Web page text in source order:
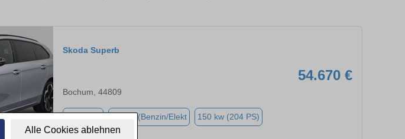
Alle Cookies ablehnen
Skoda Superb
54.670 €
Bochum, 44809
Hybrid (Benzin/Elekt 150 kw (204 PS)